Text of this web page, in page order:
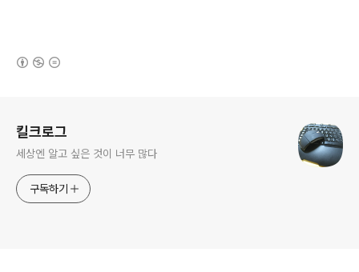
킬크로그
세상엔 알고 싶은 것이 너무 많다
구독하기